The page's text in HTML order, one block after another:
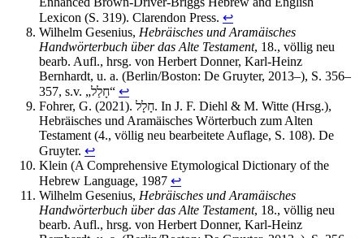
Lexicon (S. 319). Clarendon Press. ↩︎
Wilhelm Gesenius, Hebräisches und Aramäisches
Handwörterbuch über das Alte Testament, 18., völlig neu
bearb. Aufl., hrsg. von Herbert Donner, Karl-Heinz
Bernhardt, u. a. (Berlin/Boston: De Gruyter, 2013–), S. 356–
357, s.v. „חָלַל“ ↩︎
Fohrer, G. (2021). חָלָל. In J. F. Diehl & M. Witte (Hrsg.),
Hebräisches und Aramäisches Wörterbuch zum Alten
Testament (4., völlig neu bearbeitete Auflage, S. 108). De
Gruyter. ↩︎
Klein (A Comprehensive Etymological Dictionary of the
Hebrew Language, 1987 ↩︎
Wilhelm Gesenius, Hebräisches und Aramäisches
Handwörterbuch über das Alte Testament, 18., völlig neu
bearb. Aufl., hrsg. von Herbert Donner, Karl-Heinz